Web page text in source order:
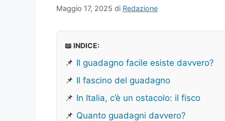
Maggio 17, 2025 di Redazione
📖 INDICE:
📌 Il guadagno facile esiste davvero?
📌 Il fascino del guadagno
📌 In Italia, c’è un ostacolo: il fisco
📌 Quanto guadagni davvero?